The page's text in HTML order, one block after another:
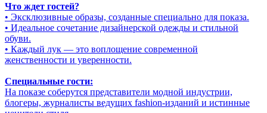
Что ждет гостей?
• Эксклюзивные образы, созданные специально для показа.
• Идеальное сочетание дизайнерской одежды и стильной
обуви.
• Каждый лук — это воплощение современной
женственности и уверенности.
Специальные гости:
На показе соберутся представители модной индустрии,
блогеры, журналисты ведущих fashion-изданий и истинные